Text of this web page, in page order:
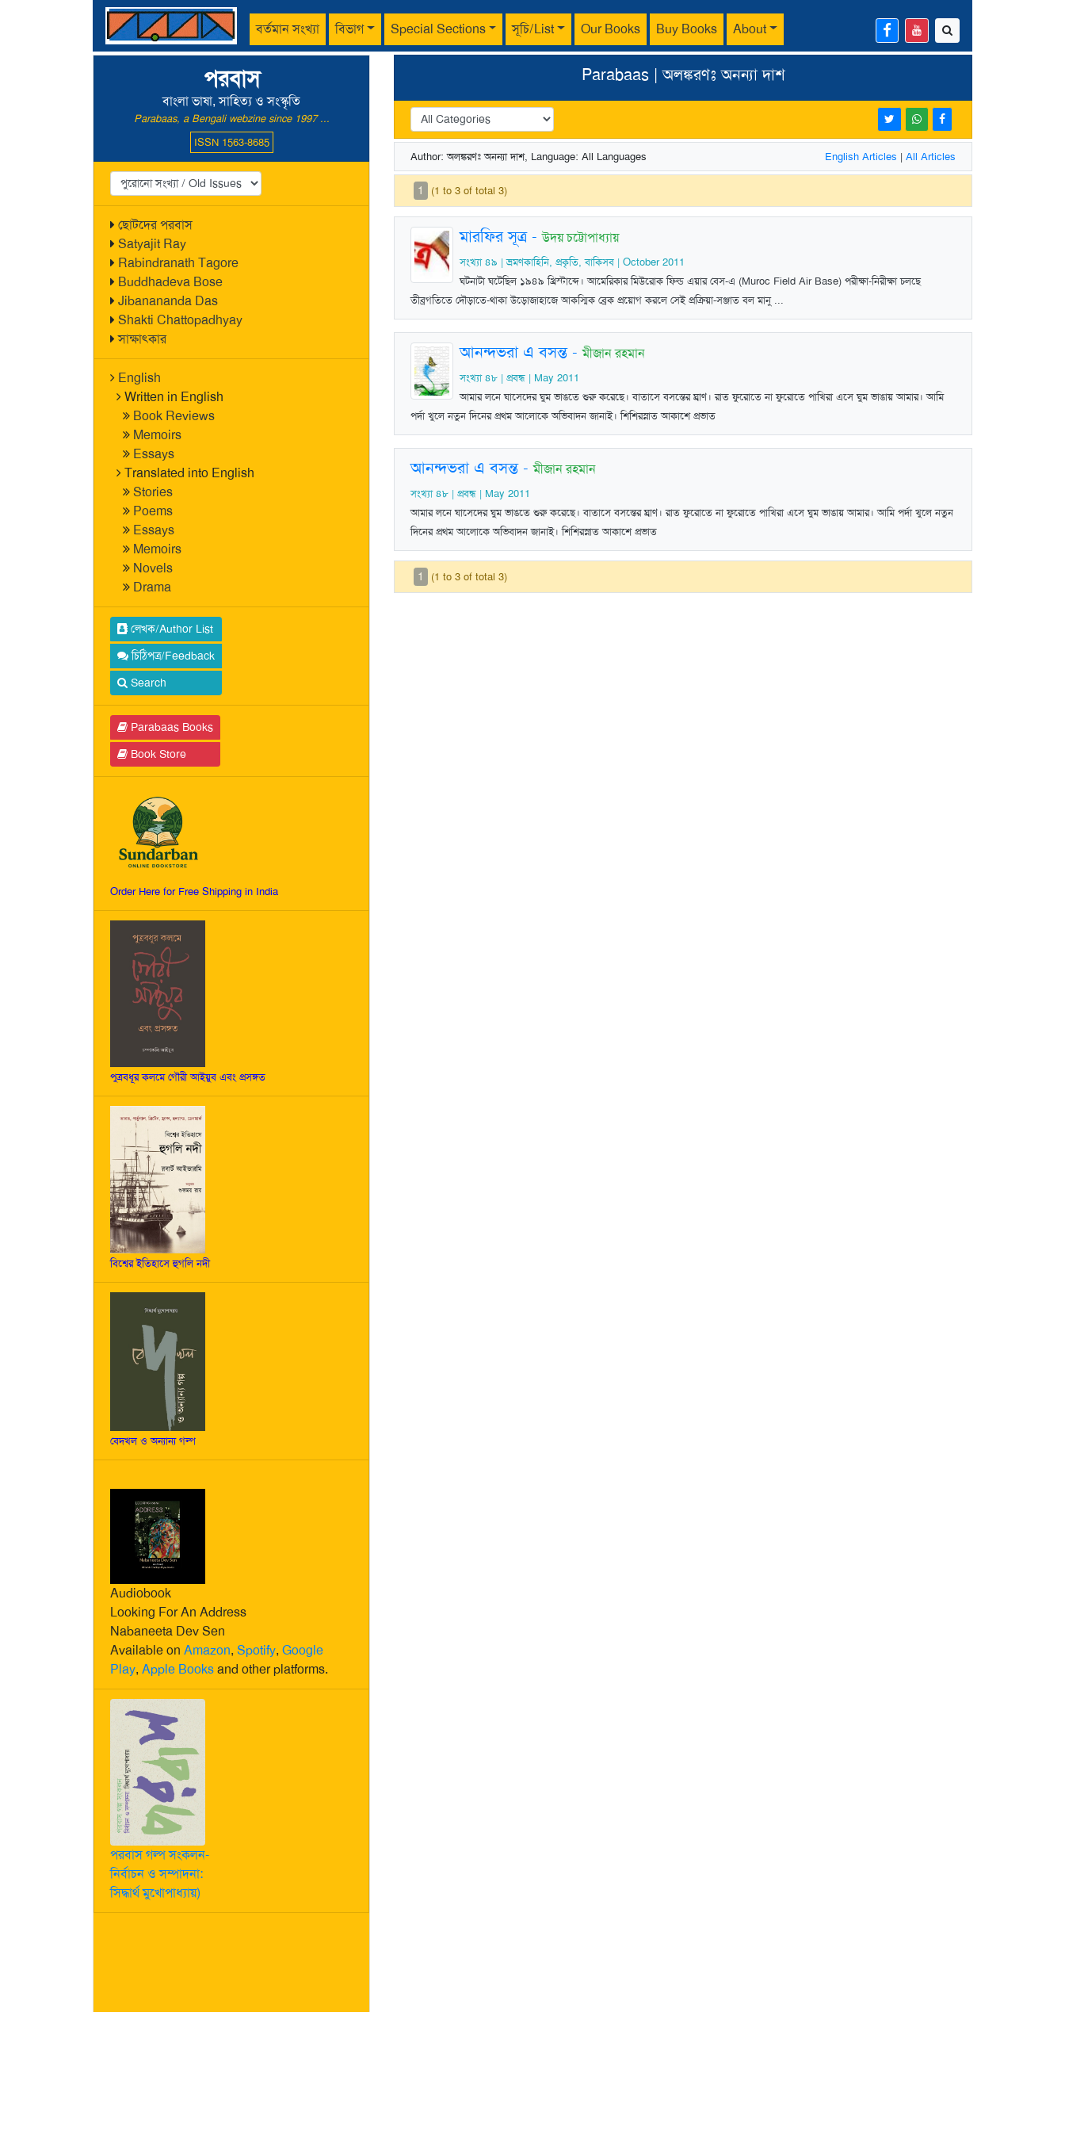
বর্তমান সংখ্যা বিভাগ Special Sections সূচি/List Our Books Buy Books About
পরবাস
বাংলা ভাষা, সাহিত্য ও সংস্কৃতি
Parabaas, a Bengali webzine since 1997 ...
ISSN 1563-8685
ছোটদের পরবাস
Satyajit Ray
Rabindranath Tagore
Buddhadeva Bose
Jibanananda Das
Shakti Chattopadhyay
সাক্ষাৎকার
English
Written in English
Book Reviews
Memoirs
Essays
Translated into English
Stories
Poems
Essays
Memoirs
Novels
Drama
লেখক/Author List
চিঠিপত্র/Feedback
Search
Parabaas Books
Book Store
Order Here for Free Shipping in India
পুত্রবধূর কলমে গৌরী আইয়ুব এবং প্রসঙ্গত
বিশ্বের ইতিহাসে হুগলি নদী
বেদখল ও অন্যান্য গল্প
Audiobook
Looking For An Address
Nabaneeta Dev Sen
Available on Amazon, Spotify, Google
Play, Apple Booksand other platforms.
পরবাস গল্প সংকলন-
নির্বাচন ও সম্পাদনা:
সিদ্ধার্থ মুখোপাধ্যায়)
Parabaas | অলঙ্করণঃ অনন্যা দাশ
Author: অলঙ্করণঃ অনন্যা দাশ, Language: All Languages English Articles | All Articles
1 (1 to 3 of total 3)
মারফির সূত্র-উদয় চট্টোপাধ্যায়
সংখ্যা ৪৯ | ভ্রমণকাহিনি, প্রকৃতি, বাকিসব | October 2011
ঘটনাটা ঘটেছিল ১৯৪৯ খ্রিস্টাব্দে। আমেরিকার মিউরোক ফিল্ড এয়ার বেস-এ (Muroc Field Air Base) পরীক্ষা-নিরীক্ষা চলছে
তীব্রগতিতে দৌড়াতে-থাকা উড়োজাহাজে আকস্মিক ব্রেক প্রয়োগ করলে সেই প্রক্রিয়া-সঞ্জাত বল মানু ...
আনন্দভরা এ বসন্ত-মীজান রহমান
সংখ্যা ৪৮ | প্রবন্ধ | May 2011
আমার লনে ঘাসেদের ঘুম ভাঙতে শুরু করেছে। বাতাসে বসন্তের ঘ্রাণ। রাত ফুরোতে না ফুরোতে পাখিরা এসে ঘুম ভাঙায় আমার। আমি
পর্দা খুলে নতুন দিনের প্রথম আলোকে অভিবাদন জানাই। শিশিরস্নাত আকাশে প্রভাত
আনন্দভরা এ বসন্ত-মীজান রহমান
সংখ্যা ৪৮ | প্রবন্ধ | May 2011
আমার লনে ঘাসেদের ঘুম ভাঙতে শুরু করেছে। বাতাসে বসন্তের ঘ্রাণ। রাত ফুরোতে না ফুরোতে পাখিরা এসে ঘুম ভাঙায় আমার। আমি পর্দা খুলে নতুন
দিনের প্রথম আলোকে অভিবাদন জানাই। শিশিরস্নাত আকাশে প্রভাত
1 (1 to 3 of total 3)